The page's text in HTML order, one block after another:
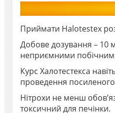
Приймати Halotestex
Добове дозування – 10
неприємними
Курс Халотестекса
проведення
Нітрохи не менш
токсичний для печінки.